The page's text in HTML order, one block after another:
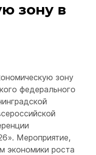
зону в
зону
федерального
Мероприятие,
экономики роста